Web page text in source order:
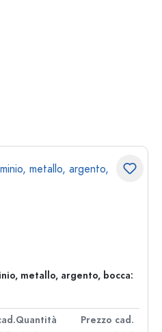
metallo, argento, bocca:
Quantità
Prezzo cad.